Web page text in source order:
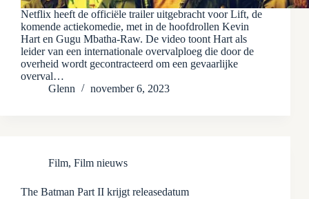
Netflix heeft de officiële trailer uitgebracht voor Lift, de
komende actiekomedie, met in de hoofdrollen Kevin
Hart en Gugu Mbatha-Raw. De video toont Hart als
leider van een internationale overvalploeg die door de
overheid wordt gecontracteerd om een ​​gevaarlijke
overval…
Glenn
november 6, 2023
Film, Film nieuws
The Batman Part II krijgt releasedatum